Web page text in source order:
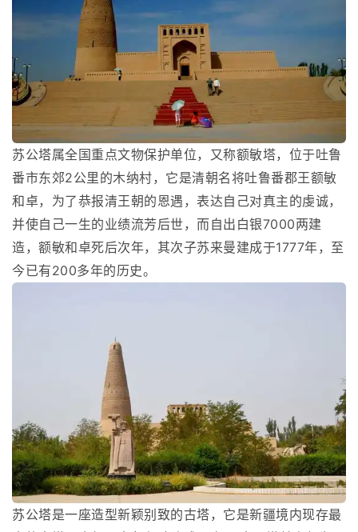
苏公塔属全国重点文物保护单位，又称额敏塔，位于吐鲁
番市东郊2公里的木纳村，它是清朝名将吐鲁番郡王额敏
和卓，为了恭报清王朝的恩遇，表达自己对真主的虔诚，
并使自己一生的业绩流芳后世，而自出白银7000两建
造，额敏和卓死后次年，其次子苏来曼建成于1777年，至
今已有200多年的历史。
苏公塔是一座造型新颖别致的古塔，它是新疆境内现存最